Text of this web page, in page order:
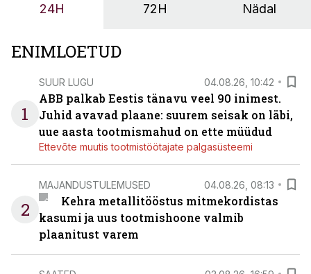
24H 72H Nädal
ENIMLOETUD
1
SUUR LUGU 04.08.26, 10:42
ABB palkab Eestis tänavu veel 90 inimest.
Juhid avavad plaane: suurem seisak on läbi,
uue aasta tootmismahud on ette müüdud
Ettevõte muutis tootmistöötajate palgasüsteemi
2
MAJANDUSTULEMUSED 04.08.26, 08:13
Kehra metallitööstus mitmekordistas
kasumi ja uus tootmishoone valmib
plaanitust varem